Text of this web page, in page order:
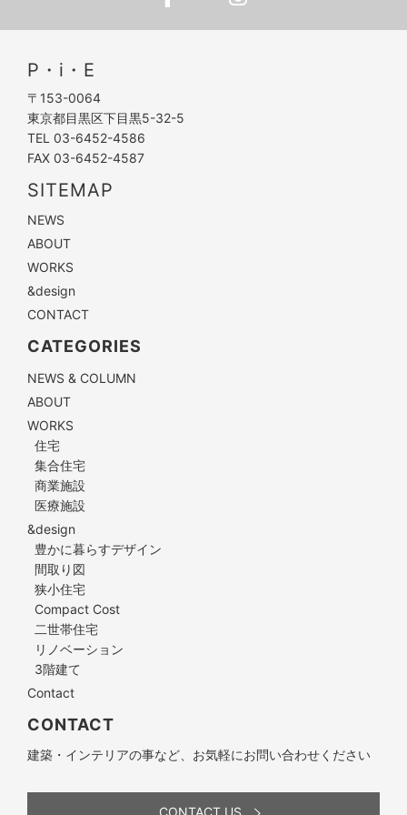
P・i・E
〒153-0064
東京都目黒区下目黒5-32-5
TEL 03-6452-4586
FAX 03-6452-4587
SITEMAP
NEWS
ABOUT
WORKS
&design
CONTACT
CATEGORIES
NEWS & COLUMN
ABOUT
WORKS
住宅
集合住宅
商業施設
医療施設
&design
豊かに暮らすデザイン
間取り図
狭小住宅
Compact Cost
二世帯住宅
リノベーション
3階建て
Contact
CONTACT
建築・インテリアの事など、お気軽にお問い合わせください